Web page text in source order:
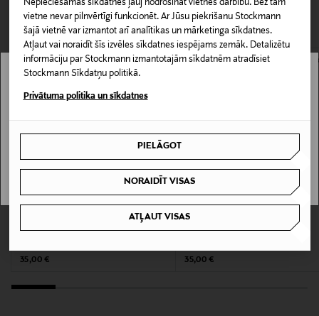
Nepieciešamās sīkdatnes ļauj nodrošināt vietnes darbību. Bez tām
vietne nevar pilnvērtīgi funkcionēt. Ar Jūsu piekrišanu Stockmann
šajā vietnē var izmantot arī analītikas un mārketinga sīkdatnes.
Atļaut vai noraidīt šīs izvēles sīkdatnes iespējams zemāk. Detalizētu
informāciju par Stockmann izmantotajām sīkdatnēm atradīsiet
Stockmann Sīkdatņu politikā.
Privātuma politika un sīkdatnes
PIELĀGOT
NORAIDĪT VISAS
ATĻAUT VISAS
garums ir 116 mm.
Produkta numurs
139359284
Informācija par izmēru
Piegāde uz saņemšanas punktu
0,00 € – 4,90 €
CITI KLIENTI SKATĪJĀS ARĪ
IZIPIZI
Original Price
35,00 €
IZIPIZI
Original Price
35,00 €
Stockmann nav pieejams tavā valstī.